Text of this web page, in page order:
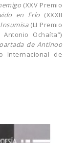
(XXV Premio
en Frío (XXXII
(LI Premio
Ochaíta”)
de Antínoo
Internacional de